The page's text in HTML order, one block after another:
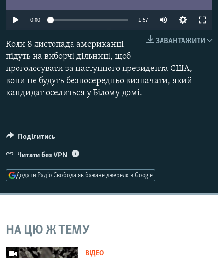
МУЛЬТИМЕДІА
ФОТО
СПЕЦПРОЄКТИ
ПОДКАСТИ
КРИМ РЕАЛІЇ
КТАТ
Усі сайти RFE/RL
0:00 1:57
ЗАВАНТАЖИТИ
Коли 8 листопада американці
підуть на виборчі дільниці, щоб
проголосувати за наступного президента США,
вони не будуть безпосередньо визначати, який
кандидат оселиться у Білому домі.
Поділитись
Читати без VPN
Додати Радіо Свобода як бажане джерело в Google
НА ЦЮ Ж ТЕМУ
ВІДЕО